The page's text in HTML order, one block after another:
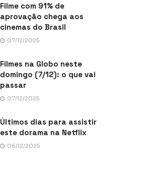
Filme com 91% de
aprovação chega aos
cinemas do Brasil
07/12/2025
Filmes na Globo neste
domingo (7/12): o que vai
passar
07/12/2025
Últimos dias para assistir
este dorama na Netflix
06/12/2025